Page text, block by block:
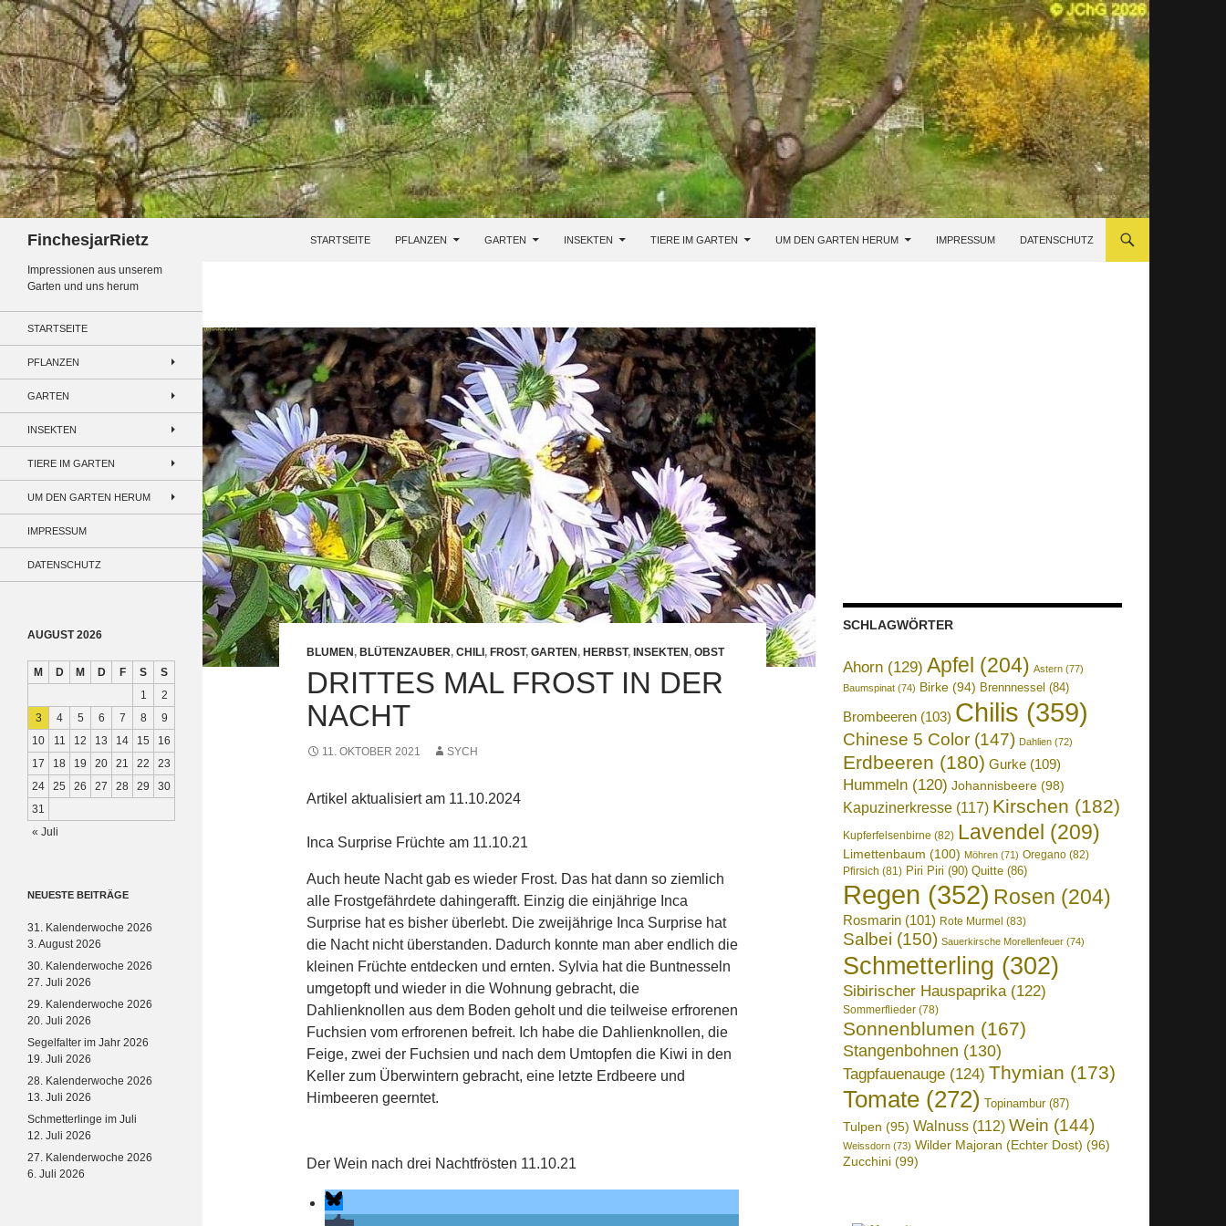
Zum
Inhalt
springen
FinchesjarRietz STARTSEITE PFLANZEN GARTEN INSEKTEN TIERE IM GARTEN UM DEN GARTEN HERUM IMPRESSUM DATENSCHUTZ
BLUMEN , BLÜTENZAUBER, CHILI , FROST, GARTEN , HERBST, INSEKTEN , OBST
DRITTES MAL FROST IN DER
NACHT
11. OKTOBER 2021 SYCH
Artikel aktualisiert am 11.10.2024
Inca Surprise Früchte am 11.10.21
Auch heute Nacht gab es wieder Frost. Das hat dann so ziemlich
alle Frostgefährdete dahingerafft. Einzig die einjährige Inca
Surprise hat es bisher überlebt. Die zweijährige Inca Surprise hat
die Nacht nicht überstanden. Dadurch konnte man aber endlich die
kleinen Früchte entdecken und ernten. Sylvia hat die Buntnesseln
umgetopft und wieder in die Wohnung gebracht, die
Dahlienknollen aus dem Boden geholt und die teilweise erfrorenen
Fuchsien vom erfrorenen befreit. Ich habe die Dahlienknollen, die
Feige, zwei der Fuchsien und nach dem Umtopfen die Kiwi in den
Keller zum Überwintern gebracht, eine letzte Erdbeere und
Himbeeren geerntet.
Der Wein nach drei Nachtfrösten 11.10.21
SCHLAGWÖRTER
Ahorn (129) Apfel (204) Astern (77)
Baumspinat (74) Birke (94) Brennnessel (84)
Brombeeren (103) Chilis (359)
Chinese 5 Color (147) Dahlien (72)
Erdbeeren (180) Gurke (109)
Hummeln (120) Johannisbeere (98)
Kapuzinerkresse (117) Kirschen (182)
Kupferfelsenbirne (82) Lavendel (209)
Limettenbaum (100) Möhren (71) Oregano (82)
Pfirsich (81) Piri Piri (90) Quitte (86)
Regen (352) Rosen (204)
Rosmarin (101) Rote Murmel (83)
Salbei (150) Sauerkirsche Morellenfeuer (74)
Schmetterling (302)
Sibirischer Hauspaprika(122)
Sommerflieder (78)
Sonnenblumen (167)
Stangenbohnen (130)
Tagpfauenauge (124) Thymian (173)
Tomate (272) Topinambur(87)
Tulpen (95) Walnuss (112) Wein (144)
Weissdorn (73) Wilder Majoran (Echter Dost) (96)
Zucchini (99)
Impressionen aus unserem
Garten und uns herum
STARTSEITE
PFLANZEN
GARTEN
INSEKTEN
TIERE IM GARTEN
UM DEN GARTEN HERUM
IMPRESSUM
DATENSCHUTZ
AUGUST 2026
M D M D F S
S
1
2
3
4 5 6 7 8
9
10
11 12 13 14 15
16
17
18 19 20 21 22
23
24
25 26 27 28 29
30
31
« Juli
NEUESTE BEITRÄGE
31. Kalenderwoche 2026
3. August 2026
30. Kalenderwoche 2026
27. Juli 2026
29. Kalenderwoche 2026
20. Juli 2026
Segelfalter im Jahr 2026
19. Juli 2026
28. Kalenderwoche 2026
13. Juli 2026
Schmetterlinge im Juli
12. Juli 2026
27. Kalenderwoche 2026
6. Juli 2026